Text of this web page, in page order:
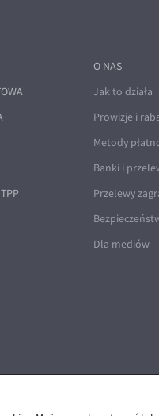
O NAS
Jak to działa
Prowizje i
Metody
Banki i
Przelewy
Dla mediów